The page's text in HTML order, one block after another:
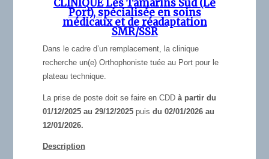
CLINIQUE Les Tamarins Sud (Le
Port), spécialisée en soins
médicaux et de réadaptation
SMR/SSR
Dans le cadre d’un remplacement, la clinique
recherche un(e) Orthophoniste tuée au Port pour le
plateau technique.
La prise de poste doit se faire en CDD à partir du
01/12/2025 au 29/12/2025puis du 02/01/2026 au
12/01/2026.
Description